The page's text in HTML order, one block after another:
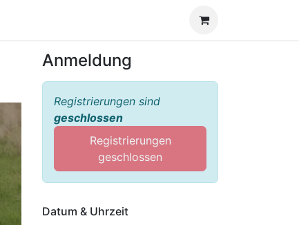
Anmeldung
Registrierungen sind
geschlossen
Registrierungen
geschlossen
Datum & Uhrzeit